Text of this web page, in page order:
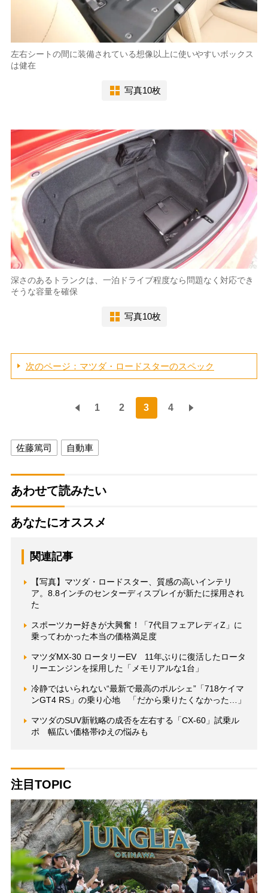
左右シートの間に装備されている想像以上に使いやすいボックス
は健在
写真10枚
深さのあるトランクは、一泊ドライブ程度なら問題なく対応でき
そうな容量を確保
写真10枚
次のページ：マツダ・ロードスターのスペック
1 2 3 4
佐藤篤司 自動車
あわせて読みたい
あなたにオススメ
関連記事
【写真】マツダ・ロードスター、質感の高いインテリ
ア。8.8インチのセンターディスプレイが新たに採用され
た
スポーツカー好きが大興奮！「7代目フェアレディZ」に
乗ってわかった本当の価格満足度
マツダMX-30 ロータリーEV 11年ぶりに復活したロータ
リーエンジンを採用した「メモリアルな1台」
冷静ではいられない“最新で最高のポルシェ”「718ケイマ
ンGT4 RS」の乗り心地 「だから乗りたくなかった…」
マツダのSUV新戦略の成否を左右する「CX-60」試乗ル
ポ 幅広い価格帯ゆえの悩みも
注目TOPIC